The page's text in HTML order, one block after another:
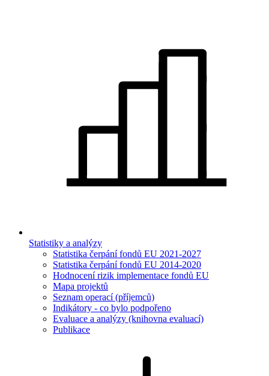
Statistiky a analýzy
Statistika čerpání fondů EU 2021-2027
Statistika čerpání fondů EU 2014-2020
Hodnocení rizik implementace fondů EU
Mapa projektů
Seznam operací (příjemců)
Indikátory - co bylo podpořeno
Evaluace a analýzy (knihovna evaluací)
Publikace